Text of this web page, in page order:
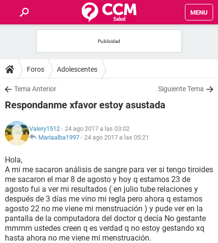
MENU
FOROS
SALUD
FAMILIA
NUTRICIÓN
BIENESTAR
SEXUALIDAD
GLOSARIO
Foros Adolescentes
Tema Anterior Siguiente Tema
Respondanme xfavor estoy asustada
Valery1512 - 24 ago 2017 a las 03:02
Mariaalba1997 - 24 ago 2017 a las 05:21
Hola,
A mi me sacaron análisis de sangre para ver si tengo tiroides
me sacaron el mar 8 de agosto y hoy q estamos 23 de
agosto fui a ver mi resultados ( en julio tube relaciones y
después de 3 días me vino mi regla pero ahora q estamos
agosto 22 no me viene mi menstruación ) y pude ver en la
pantalla de la computadora del doctor q decía No gestante
mmmm ustedes creen q es verdad q no estoy gestando xq
hasta ahora no me viene mi menstruación.